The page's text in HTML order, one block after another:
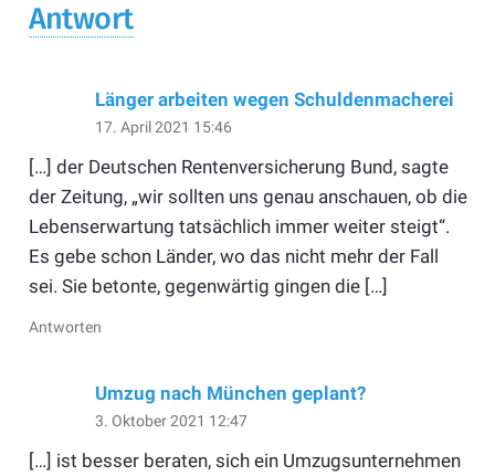
Antwort
Länger arbeiten wegen Schuldenmacherei
17. April 2021 15:46
[…] der Deutschen Rentenversicherung Bund, sagte
der Zeitung, „wir sollten uns genau anschauen, ob die
Lebenserwartung tatsächlich immer weiter steigt“.
Es gebe schon Länder, wo das nicht mehr der Fall
sei. Sie betonte, gegenwärtig gingen die […]
Antworten
Umzug nach München geplant?
3. Oktober 2021 12:47
[…] ist besser beraten, sich ein Umzugsunternehmen